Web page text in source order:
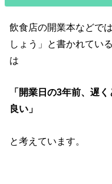
飲食店の開業本などで
しょう」と書かれてい
は
「開業日の3年前、遅
良い」
と考えています。